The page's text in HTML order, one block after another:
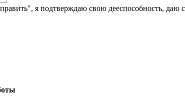
я подтверждаю свою дееспособность, даю